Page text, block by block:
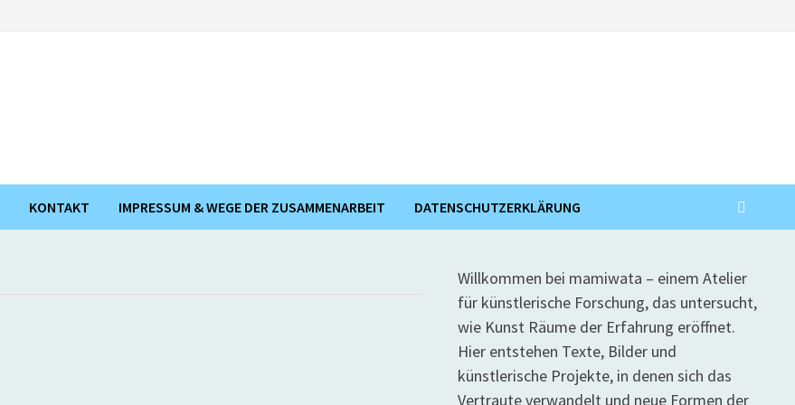
KONTAKT IMPRESSUM & WEGE DER ZUSAMMENARBEIT DATENSCHUTZERKLÄRUNG
Willkommen bei mamiwata – einem Atelier
für künstlerische Forschung, das untersucht,
wie Kunst Räume der Erfahrung eröffnet.
Hier entstehen Texte, Bilder und
künstlerische Projekte, in denen sich das
Vertraute verwandelt und neue Formen der